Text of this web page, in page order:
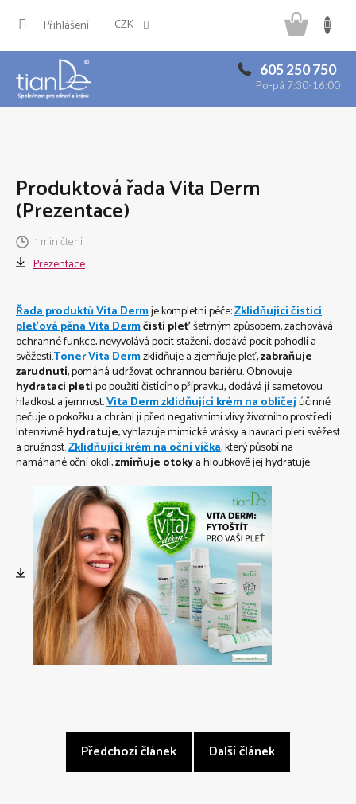
CZK
Přihlášení
605 250 750
Po-pá 7:30-16:00
košík
Produktová řada Vita Derm
(Prezentace)
1 min čtení
Prezentace
Řada produktů Vita Dermje kompletní péče:Zklidňující čistící
pleťová pěna Vita Dermčistí pleťšetrným způsobem, zachovává
ochranné funkce, nevyvolává pocit stažení, dodává pocit pohodlí a
svěžesti.Toner Vita Dermzklidňuje a zjemňuje pleť,zabraňuje
zarudnutí, pomáhá udržovat ochrannou bariéru. Obnovuje
hydrataci pletipo použití čistícího přípravku, dodává jí sametovou
hladkost a jemnost.Vita Derm zklidňující krém na obličejúčinně
pečuje o pokožku a chrání ji před negativními vlivy životního prostředí.
Intenzivněhydratuje, vyhlazuje mimické vrásky a navrací pleti svěžest
a pružnost.Zklidňující krém na oční víčka, který působí na
namáhané oční okolí,zmírňuje otokya hloubkově jej hydratuje.
Předchozí článek Další článek